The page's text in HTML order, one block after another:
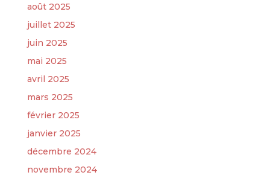
août 2025
juillet 2025
juin 2025
mai 2025
avril 2025
mars 2025
février 2025
janvier 2025
décembre 2024
novembre 2024